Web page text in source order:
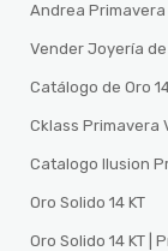
Andrea
Vender Joyería de
Catálogo de Oro
Cklass Primavera
Catalogo Ilusion
Oro Solido 14 KT
Oro Solido 14 KT |